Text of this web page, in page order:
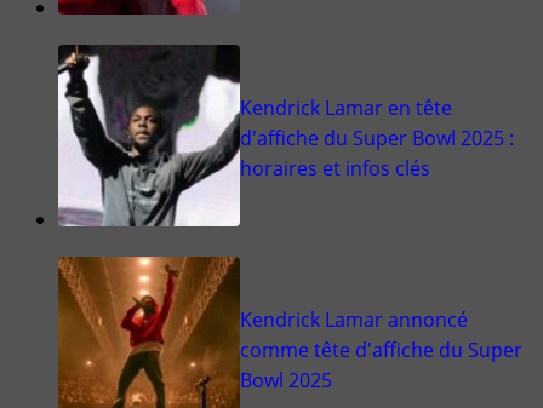
Kendrick Lamar en tête
d'affiche du Super Bowl 2025 :
horaires et infos clés
Kendrick Lamar annoncé
comme tête d'affiche du Super
Bowl 2025